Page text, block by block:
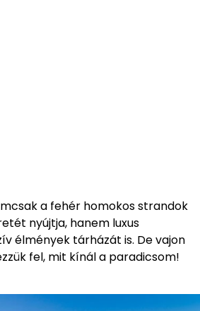
a fehér homokos strandok
nyújtja, hanem luxus
élmények tárházát is. De vajon
fel, mit kínál a paradicsom!